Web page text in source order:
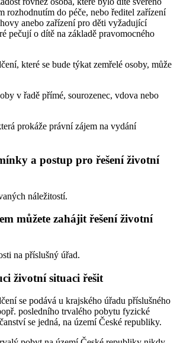
rozhodnutím do péče, nebo ředitel zařízení
anebo zařízení pro děti vyžadující
pečují o dítě na základě pravomocného
které se bude týkat zemřelé osoby, může
v řadě přímé, sourozenec, vdova nebo
prokáže právní zájem na vydání
a postup pro řešení životní
náležitostí.
můžete zahájit řešení životní
na příslušný úřad.
životní situaci řešit
se podává u krajského úřadu příslušného
posledního trvalého pobytu fyzické
se jedná, na území České republiky.